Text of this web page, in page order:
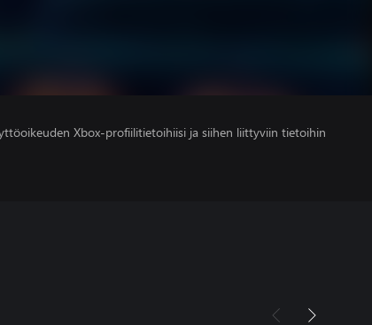
Xbox-profiilitietoihiisi ja siihen liittyviin tietoihin